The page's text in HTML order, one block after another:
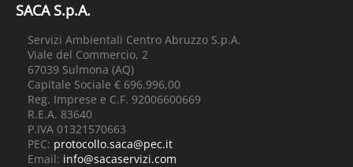
SACA S.p.A.
Servizi Ambientali Centro Abruzzo S.p.A.
Viale del Commercio, 2
67039 Sulmona (AQ)
Capitale Sociale € 696.996,00
Reg. Imprese e C.F. 92006600669
R.E.A. 83640
P.IVA 01321570663
PEC: protocollo.saca@pec.it
Email: info@sacaservizi.com